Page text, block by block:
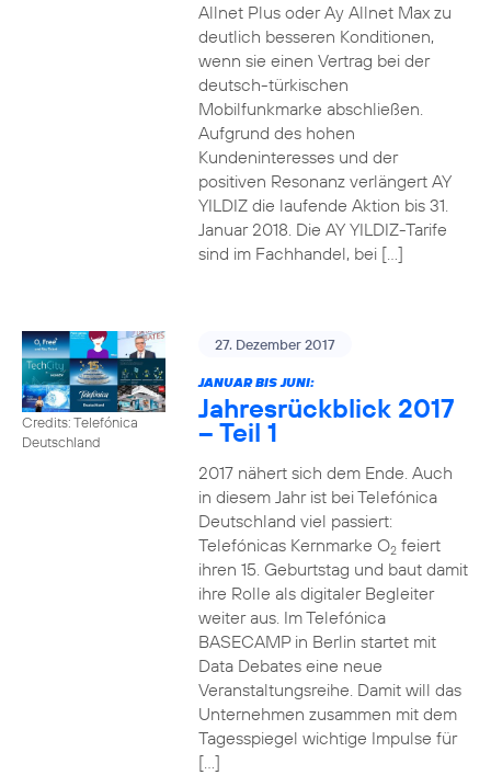
Allnet Plus oder Ay Allnet Max zu
deutlich besseren Konditionen,
wenn sie einen Vertrag bei der
deutsch-türkischen
Mobilfunkmarke abschließen.
Aufgrund des hohen
Kundeninteresses und der
positiven Resonanz verlängert AY
YILDIZ die laufende Aktion bis 31.
Januar 2018. Die AY YILDIZ-Tarife
sind im Fachhandel, bei […]
Credits: Telefónica
Deutschland
27. Dezember 2017
JANUAR BIS JUNI:
Jahresrückblick 2017
– Teil 1
2017 nähert sich dem Ende. Auch
in diesem Jahr ist bei Telefónica
Deutschland viel passiert:
Telefónicas Kernmarke O2feiert
ihren 15. Geburtstag und baut damit
ihre Rolle als digitaler Begleiter
weiter aus. Im Telefónica
BASECAMP in Berlin startet mit
Data Debates eine neue
Veranstaltungsreihe. Damit will das
Unternehmen zusammen mit dem
Tagesspiegel wichtige Impulse für
[…]